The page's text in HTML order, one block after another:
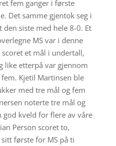
fem ganger i første
Det samme gjentok seg i
siste med hele 8-0. Et
MS var i denne
et mål i undertall,
like etterpå var gjennom
Kjetil Martinsen ble
med tre mål og fem
noterte tre mål og
god kveld for flere av våre
Person scoret to,
første for MS på ti